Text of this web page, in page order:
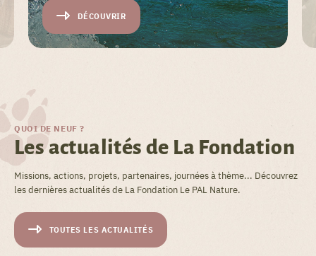
DÉCOUVRIR
QUOI DE NEUF ?
Les actualités de La Fondation
Missions, actions, projets, partenaires, journées à thème... Découvrez
les dernières actualités de La Fondation Le PAL Nature.
TOUTES LES ACTUALITÉS